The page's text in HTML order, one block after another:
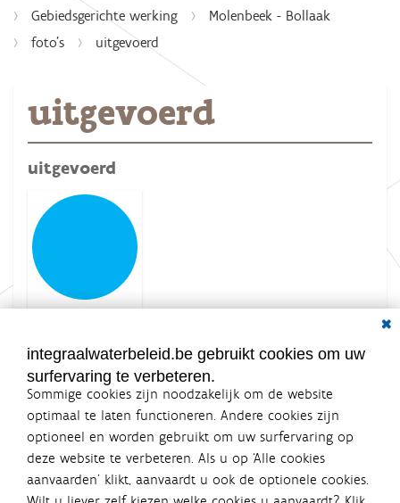
Gebiedsgerichte werking
Molenbeek - Bollaak
foto's
uitgevoerd
uitgevoerd
uitgevoerd
k
v
o
r
d
v
o
l
integraalwaterbeleid.be gebruikt cookies om uw
surfervaring te verbeteren.
Sommige cookies zijn noodzakelijk om de website
optimaal te laten functioneren. Andere cookies zijn
optioneel en worden gebruikt om uw surfervaring op
deze website te verbeteren. Als u op ‘Alle cookies
aanvaarden’ klikt, aanvaardt u ook de optionele cookies.
Integraalwaterbeleid.be is een
officiële website van de Vlaamse
overheid